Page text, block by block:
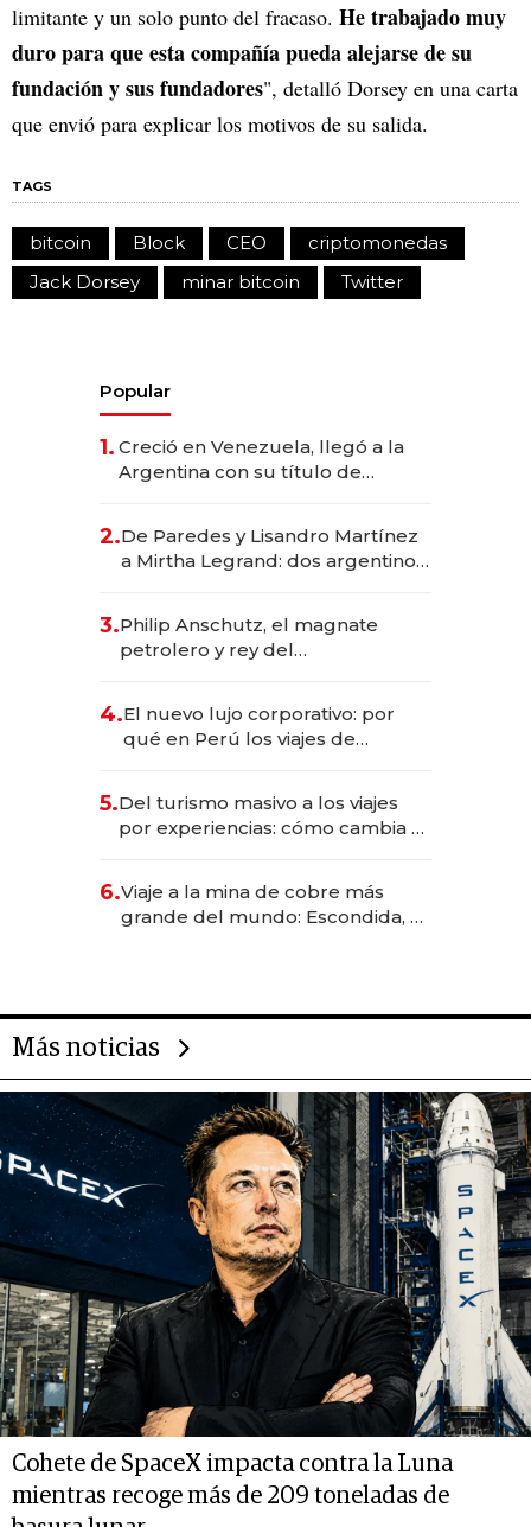
limitante y un solo punto del fracaso. He trabajado muy
duro para que esta compañía pueda alejarse de su
fundación y sus fundadores", detalló Dorsey en una carta
que envió para explicar los motivos de su salida.
TAGS
bitcoin Block CEO
criptomonedas
Jack Dorsey
minar bitcoin Twitter
Popular
1. Creció en Venezuela, llegó a la
Argentina con su título de
las marcas "fast premium"
2.De Paredes y Lisandro Martínez
a Mirtha Legrand: dos argentinos
3.Philip Anschutz, el magnate
petrolero y rey del
Fénix
4.El nuevo lujo corporativo: por
qué en Perú los viajes de
transformadoras
5.Del turismo masivo a los viajes
por experiencias: cómo cambia el
6.Viaje a la mina de cobre más
grande del mundo: Escondida, el
Más noticias
Cohete de SpaceX impacta contra la Luna
mientras recoge más de 209 toneladas de